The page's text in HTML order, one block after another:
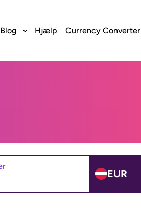
Blog Hjælp Currency Converter
EUR